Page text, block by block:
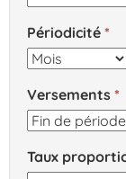
Périodicité
Versements
Taux